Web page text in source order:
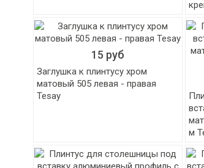
15 руб
Заглушка к плинтусу хром
матовый 505 левая - правая
Tesay
м